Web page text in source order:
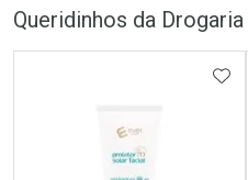
Queridinhos da Drogaria